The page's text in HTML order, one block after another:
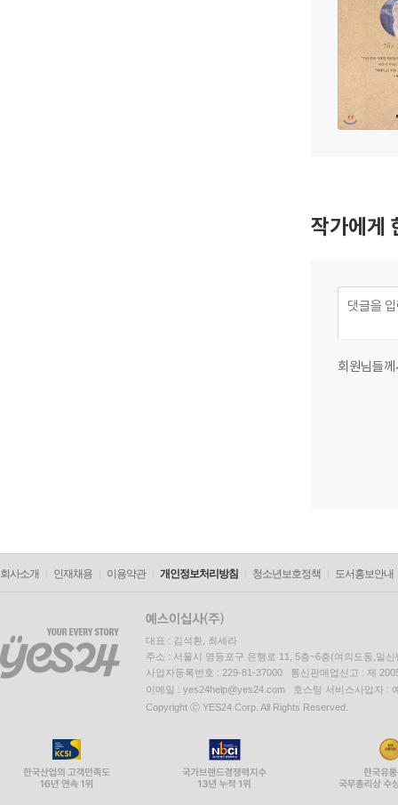
작가에게
회원님들
회사소개 인재채용 이용약관 개인정보처리방침 청소년보호정책 도서홍보안내
대표 : 김석환, 최세라
주소 : 서울시 영등포구 은행로 11, 5층~6층(여의도동,일신
사업자등록번호 : 229-81-37000 통신판매업신고 : 제
이메일 : yes24help@yes24.com 호스팅 서비스사업자 :
Copyright ⓒ YES24 Corp. All Rights Reserved.